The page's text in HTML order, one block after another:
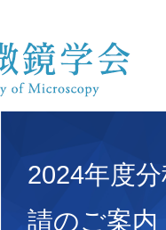
2024年度
請のご案内